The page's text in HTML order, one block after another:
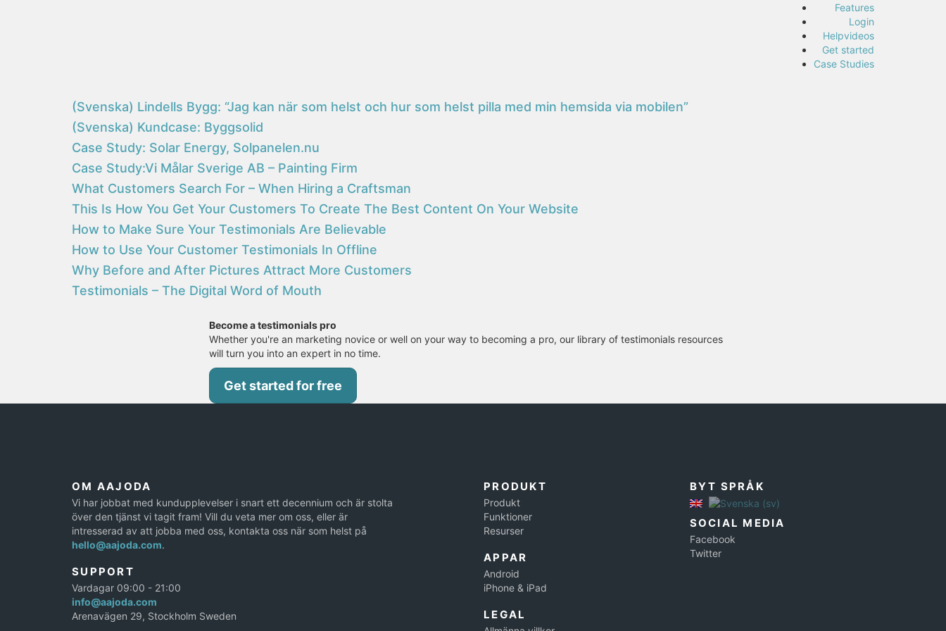
Features
Login
Helpvideos
Get started
Case Studies
(Svenska) Lindells Bygg: “Jag kan när som helst och hur som helst pilla med min hemsida via mobilen”
(Svenska) Kundcase: Byggsolid
Case Study: Solar Energy, Solpanelen.nu
Case Study:Vi Målar Sverige AB – Painting Firm
What Customers Search For – When Hiring a Craftsman
This Is How You Get Your Customers To Create The Best Content On Your Website
How to Make Sure Your Testimonials Are Believable
How to Use Your Customer Testimonials In Offline
Why Before and After Pictures Attract More Customers
Testimonials – The Digital Word of Mouth
Become a testimonials pro
Whether you're an marketing novice or well on your way to becoming a pro, our library of testimonials resources
will turn you into an expert in no time.
Get started for free
OM AAJODA
Vi har jobbat med kundupplevelser i snart ett decennium och är stolta
över den tjänst vi tagit fram! Vill du veta mer om oss, eller är
intresserad av att jobba med oss, kontakta oss när som helst på
hello@aajoda.com.
SUPPORT
Vardagar 09:00 - 21:00
info@aajoda.com
Arenavägen 29, Stockholm Sweden
PRODUKT
Produkt
Funktioner
Resurser
APPAR
Android
iPhone & iPad
LEGAL
BYT SPRÅK
SOCIAL MEDIA
Facebook
Twitter